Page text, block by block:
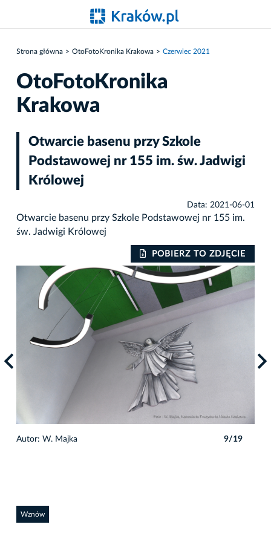
Strona główna OtoFotoKronika Krakowa Czerwiec 2021
OtoFotoKronika
Krakowa
Otwarcie basenu przy Szkole
Podstawowej nr 155 im. św. Jadwigi
Królowej
Data: 2021-06-01
Otwarcie basenu przy Szkole Podstawowej nr 155 im.
św. Jadwigi Królowej
POBIERZ TO ZDJĘCIE
Autor: W. Majka 9/19
Wznów